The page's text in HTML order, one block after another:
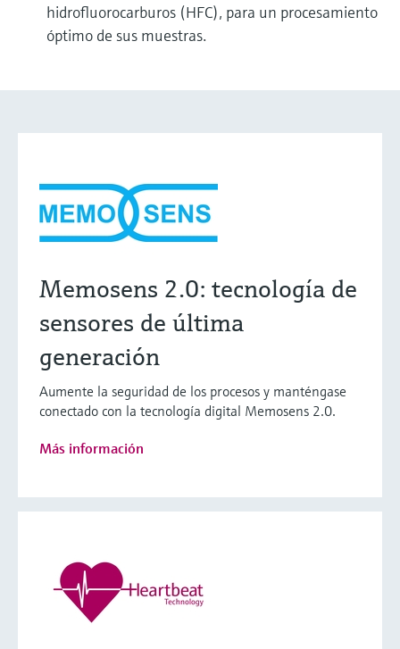
hidrofluorocarburos (HFC), para un procesamiento
óptimo de sus muestras.
Memosens 2.0: tecnología de
sensores de última
generación
Aumente la seguridad de los procesos y manténgase
conectado con la tecnología digital Memosens 2.0.
Más información